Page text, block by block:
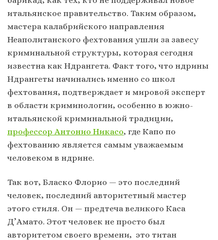
итальянское правительство. Таким образом,
мастера калабрийского направления
Неаполитанского фехтования ушли за завесу
криминальной структуры, которая сегодня
известна как Ндрангета. Факт того, что ндрины
Ндрангеты начинались именно со школ
фехтования, подтверждает и мировой эксперт
в области криминологии, особенно в южно-
итальянской криминальной традиции,
профессор Антонио Никасо, где Капо по
фехтованию является самым уважаемым
человеком в ндрине.
Так вот, Бласко Флорио — это последний
человек, последний авторитетный мастер
этого стиля. Он — предтеча великого Каса
Д’Амато. Этот человек не просто был
авторитетом своего времени, это титан